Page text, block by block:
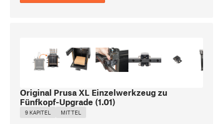
Original Prusa XL Einzelwerkzeug zu
Fünfkopf-Upgrade (1.01)
9 KAPITEL MITTEL